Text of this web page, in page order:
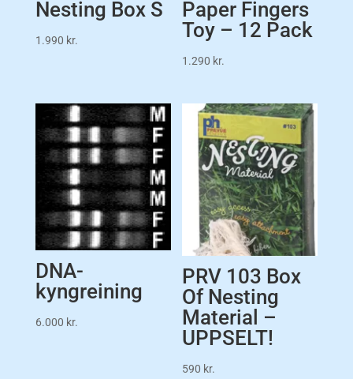
Nesting Box S
1.990 kr.
Paper Fingers
Toy – 12 Pack
1.290 kr.
DNA-
kyngreining
6.000 kr.
PRV 103 Box
Of Nesting
Material –
UPPSELT!
590 kr.